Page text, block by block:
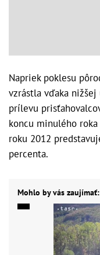
Napriek poklesu
vzrástla vďaka
prílevu
koncu minulého
roku 2012
percenta.
Mohlo by vás zaujímať: